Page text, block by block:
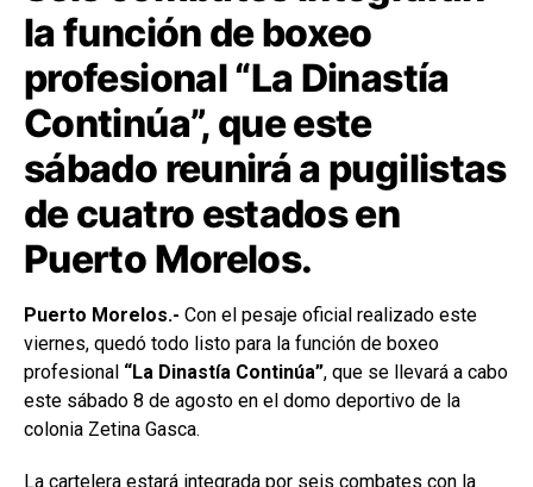
la función de boxeo
profesional “La Dinastía
Continúa”, que este
sábado reunirá a pugilistas
de cuatro estados en
Puerto Morelos.
Puerto Morelos.- Con el pesaje oficial realizado este
viernes, quedó todo listo para la función de boxeo
profesional “La Dinastía Continúa”, que se llevará a cabo
este sábado 8 de agosto en el domo deportivo de la
colonia Zetina Gasca.
La cartelera estará integrada por seis combates con la